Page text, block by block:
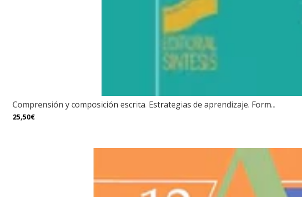
Comprensión y composición escrita. Estrategias de aprendizaje. Form...
25,50€